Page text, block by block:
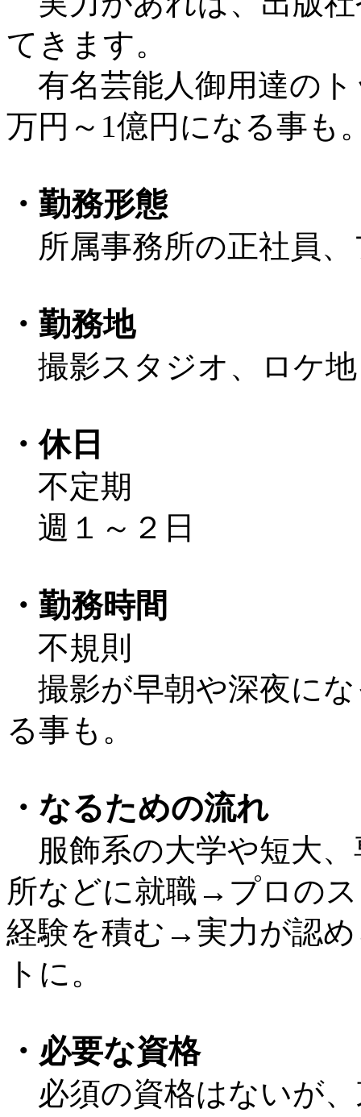
てきます。
有名芸能人御用達の
万円～1億円になる事も
・勤務形態
所属事務所の正社員、
・勤務地
撮影スタジオ、ロケ地
・休日
不定期
週１～２日
・勤務時間
不規則
撮影が早朝や深夜に
る事も。
・なるための流れ
服飾系の大学や短大
所などに就職→プロの
経験を積む→実力が認
トに。
・必要な資格
必須の資格はないが、